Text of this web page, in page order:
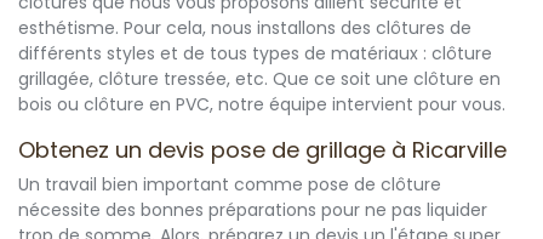
esthétisme. Pour cela, nous installons des clôtures de
différents styles et de tous types de matériaux : clôture
grillagée, clôture tressée, etc. Que ce soit une clôture en
bois ou clôture en PVC, notre équipe intervient pour vous.
Obtenez un devis pose de grillage à Ricarville
Un travail bien important comme pose de clôture
nécessite des bonnes préparations pour ne pas liquider